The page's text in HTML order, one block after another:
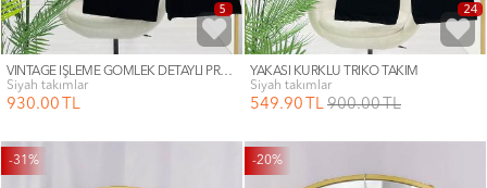
5
VİNTAGE İŞLEME GÖMLEK DETAYLI PREMIUM TRİKO TAKIM
siyah takımlar
930.00 TL
24
YAKASI KÜRKLÜ TRİKO TAKIM
siyah takımlar
549.90 TL 900.00TL
-31% -20%